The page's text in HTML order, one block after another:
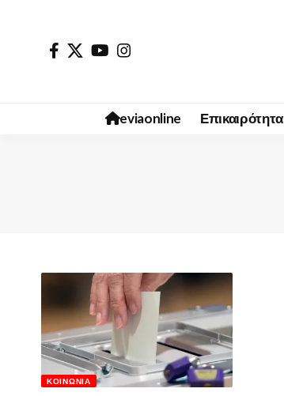
eviaonline Επικαιρότητα
ΚΟΙΝΩΝΊΑ